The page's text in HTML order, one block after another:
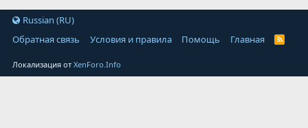
Russian (RU)
Обратная связь
Условия и правила Помощь Главная
Локализация отXenForo.Info